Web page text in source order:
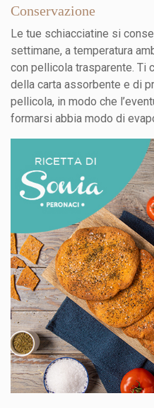
Conservazione
Le tue schiacciatine si
settimane, a temperatura
con pellicola trasparente. Ti
della carta assorbente e di
pellicola, in modo che
formarsi abbia modo di